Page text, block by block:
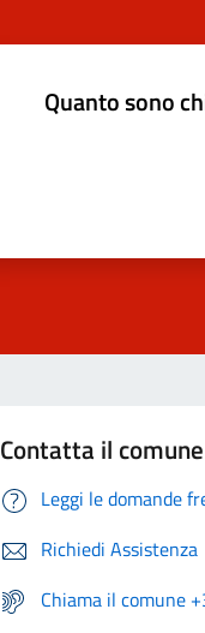
Quanto sono
Contatta il comune
Leggi le domande
Richiedi Assistenza
Chiama il comune